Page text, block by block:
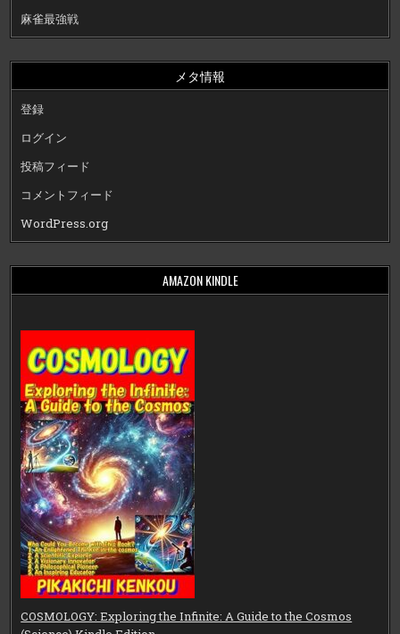
麻雀最強戦
メタ情報
登録
ログイン
投稿フィード
コメントフィード
WordPress.org
AMAZON KINDLE
COSMOLOGY: Exploring the Infinite: A Guide to the Cosmos